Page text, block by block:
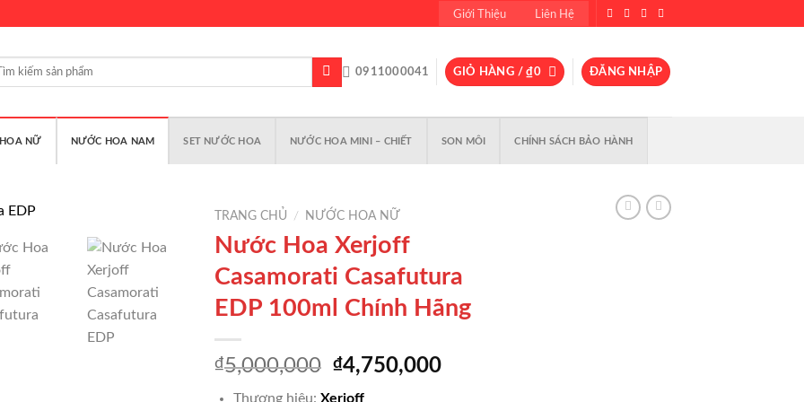
Giới Thiệu Liên Hệ
0911000041 GIỎ HÀNG /₫0 ĐĂNG NHẬP
NỮ NƯỚC HOA NAM SET NƯỚC HOA NƯỚC HOA MINI – CHIẾT SON MÔI CHÍNH SÁCH BẢO HÀNH
Add to
TRANG CHỦ / NƯỚC HOA NỮ
Nước Hoa Xerjoff
Casamorati Casafutura
EDP 100ml Chính Hãng
₫5,000,000 Giá
₫4,750,000Giá
Thương hiệu: Xerjoff